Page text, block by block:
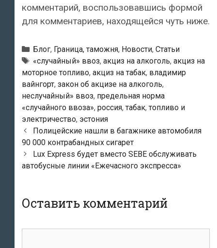
комментарий, воспользовавшись формой
для комментариев, находящейся чуть ниже.
Рубрики
Блог, Граница, таможня, Новости, Статьи
Метки
«случайный» ввоз, акциз на алкоголь, акциз на
моторное топливо, акциз на табак, владимир
вайнгорт, закон об акцизе на алкоголь,
неслучайный» ввоз, предельная норма
«случайного ввоза», россия,табак,топливо и
электричество, эстония
Навигация
по
записям
Полицейские нашли в багажнике автомобиля
90 000 контрабандных сигарет
Lux Express будет вместо SEBE обслуживать
автобусные линии «Ежечасного экспресса»
Оставить комментарий